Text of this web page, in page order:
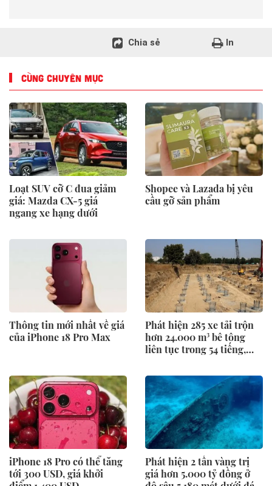
Chia sẻ In
CÙNG CHUYÊN MỤC
Loạt SUV cỡ C đua giảm
giá: Mazda CX-5 giá
ngang xe hạng dưới
Shopee và Lazada bị yêu
cầu gỡ sản phẩm
Thông tin mới nhất về giá
của iPhone 18 Pro Max
Phát hiện 285 xe tải trộn
hơn 24.000 m³ bê tông
liên tục trong 54 tiếng,
lộ diện
iPhone 18 Pro có thể tăng
tới 300 USD, giá khởi
Phát hiện 2 tấn vàng trị
giá hơn 5.000 tỷ đồng ở